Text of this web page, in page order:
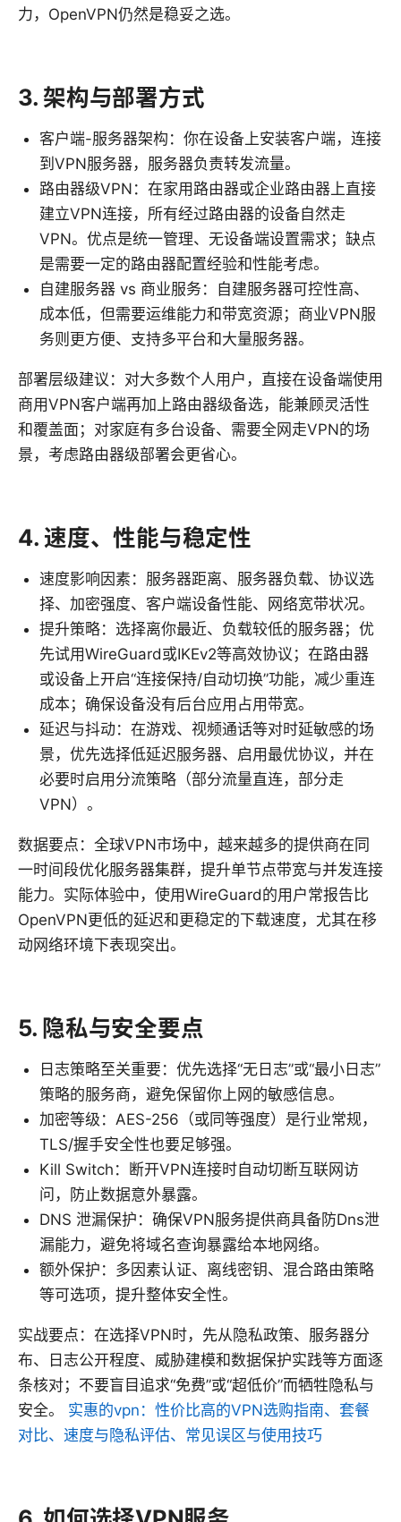
力，OpenVPN仍然是稳妥之选。
3. 架构与部署方式
客户端-服务器架构：你在设备上安装客户端，连接
到VPN服务器，服务器负责转发流量。
路由器级VPN：在家用路由器或企业路由器上直接
建立VPN连接，所有经过路由器的设备自然走
VPN。优点是统一管理、无设备端设置需求；缺点
是需要一定的路由器配置经验和性能考虑。
自建服务器 vs 商业服务：自建服务器可控性高、
成本低，但需要运维能力和带宽资源；商业VPN服
务则更方便、支持多平台和大量服务器。
部署层级建议：对大多数个人用户，直接在设备端使用
商用VPN客户端再加上路由器级备选，能兼顾灵活性
和覆盖面；对家庭有多台设备、需要全网走VPN的场
景，考虑路由器级部署会更省心。
4. 速度、性能与稳定性
速度影响因素：服务器距离、服务器负载、协议选
择、加密强度、客户端设备性能、网络宽带状况。
提升策略：选择离你最近、负载较低的服务器；优
先试用WireGuard或IKEv2等高效协议；在路由器
或设备上开启“连接保持/自动切换”功能，减少重连
成本；确保设备没有后台应用占用带宽。
延迟与抖动：在游戏、视频通话等对时延敏感的场
景，优先选择低延迟服务器、启用最优协议，并在
必要时启用分流策略（部分流量直连，部分走
VPN）。
数据要点：全球VPN市场中，越来越多的提供商在同
一时间段优化服务器集群，提升单节点带宽与并发连接
能力。实际体验中，使用WireGuard的用户常报告比
OpenVPN更低的延迟和更稳定的下载速度，尤其在移
动网络环境下表现突出。
5. 隐私与安全要点
日志策略至关重要：优先选择“无日志”或“最小日志”
策略的服务商，避免保留你上网的敏感信息。
加密等级：AES-256（或同等强度）是行业常规，
TLS/握手安全性也要足够强。
Kill Switch：断开VPN连接时自动切断互联网访
问，防止数据意外暴露。
DNS 泄漏保护：确保VPN服务提供商具备防Dns泄
漏能力，避免将域名查询暴露给本地网络。
额外保护：多因素认证、离线密钥、混合路由策略
等可选项，提升整体安全性。
实战要点：在选择VPN时，先从隐私政策、服务器分
布、日志公开程度、威胁建模和数据保护实践等方面逐
条核对；不要盲目追求“免费”或“超低价”而牺牲隐私与
安全。 实惠的vpn：性价比高的VPN选购指南、套餐
对比、速度与隐私评估、常见误区与使用技巧